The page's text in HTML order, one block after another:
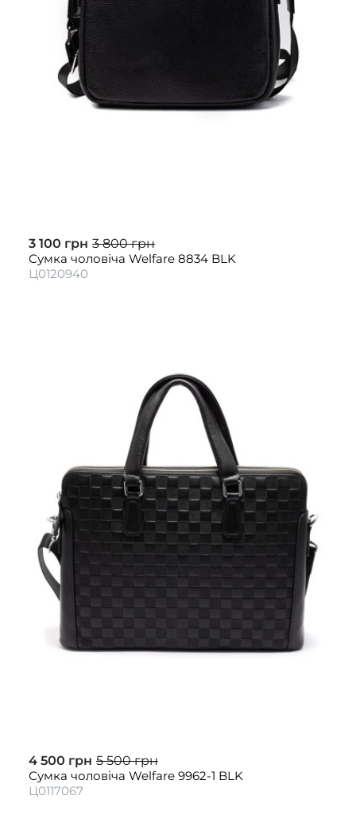
3 100 грн 3 800 грн
Сумка чоловіча Welfare 8834 BLK
Ц0120940
4 500 грн 5 500 грн
Сумка чоловіча Welfare 9962-1 BLK
Ц0117067